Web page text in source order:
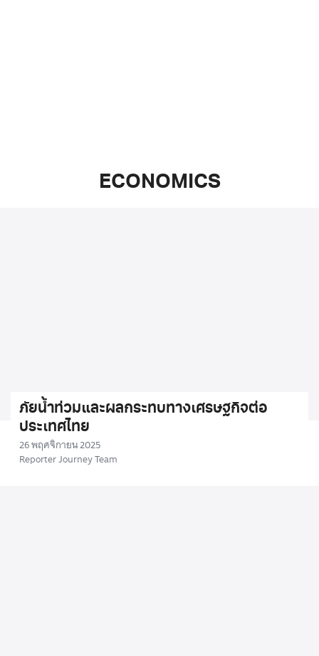
ECONOMICS
ภัยน้ำท่วมและผลกระทบทางเศรษฐกิจต่อ
ประเทศไทย
26 พฤศจิกายน 2025
Reporter Journey Team